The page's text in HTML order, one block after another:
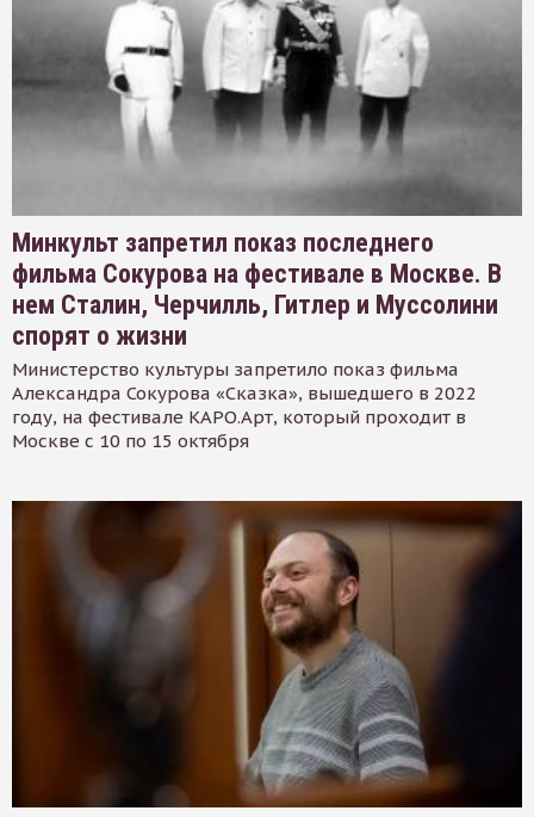
Минкульт запретил показ последнего
фильма Сокурова на фестивале в Москве. В
нем Сталин, Черчилль, Гитлер и Муссолини
спорят о жизни
Министерство культуры запретило показ фильма
Александра Сокурова «Сказка», вышедшего в 2022
году, на фестивале КАРО.Арт, который проходит в
Москве с 10 по 15 октября